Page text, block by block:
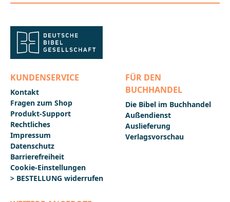
KUNDENSERVICE
Kontakt
Fragen zum Shop
Produkt-Support
Rechtliches
Impressum
Datenschutz
Barrierefreiheit
Cookie-Einstellungen
> BESTELLUNG widerrufen
FÜR DEN
BUCHHANDEL
Die Bibel im Buchhandel
Außendienst
Auslieferung
Verlagsvorschau